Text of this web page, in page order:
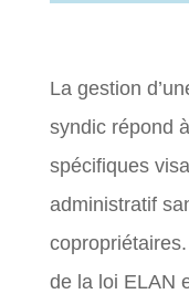
La gestion
syndic répond
spécifiques
administratif
de la loi ELAN